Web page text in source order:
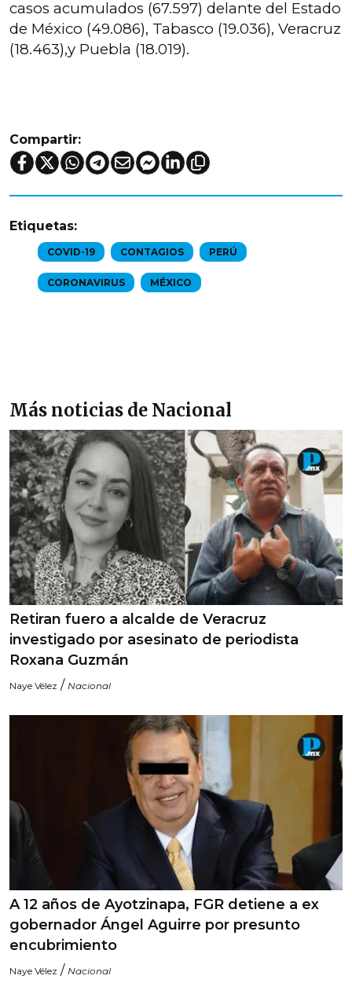
casos acumulados (67.597) delante del Estado
de México (49.086), Tabasco (19.036), Veracruz
(18.463),y Puebla (18.019).
Compartir:
Etiquetas:
COVID-19 CONTAGIOS PERÚ
CORONAVIRUS MÉXICO
Más noticias de Nacional
Retiran fuero a alcalde de Veracruz
investigado por asesinato de periodista
Roxana Guzmán
Naye Vélez / Nacional
A 12 años de Ayotzinapa, FGR detiene a ex
gobernador Ángel Aguirre por presunto
encubrimiento
Naye Vélez / Nacional